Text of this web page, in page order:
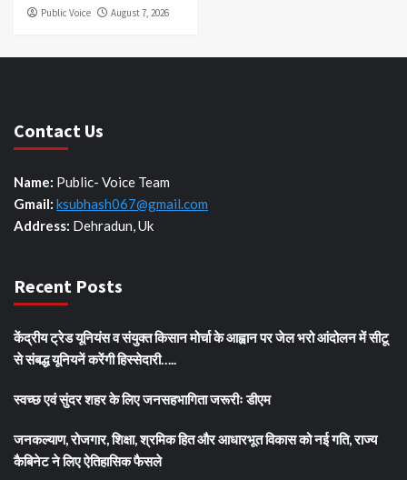
Public Voice August 7, 2026
Contact Us
Name: Public- Voice Team
Gmail: ksubhash067@gmail.com
Address: Dehradun, Uk
Recent Posts
केंद्रीय ट्रेड यूनियंस व संयुक्त किसान मोर्चा के आह्वान पर जेल भरो आंदोलन में सीटू
से संबद्ध यूनियनें करेंगी हिस्सेदारी…..
स्वच्छ एवं सुंदर शहर के लिए जनसहभागिता जरूरीः डीएम
जनकल्याण, रोजगार, शिक्षा, श्रमिक हित और आधारभूत विकास को नई गति, राज्य
कैबिनेट ने लिए ऐतिहासिक फैसले